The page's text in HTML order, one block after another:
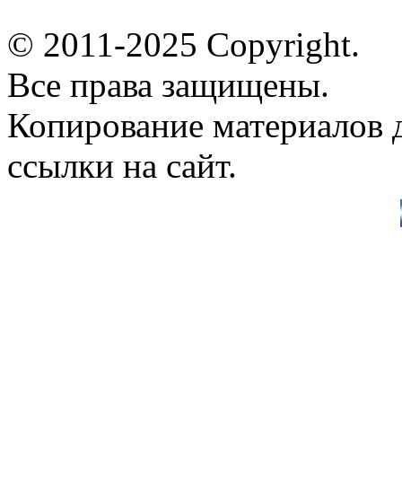
© 2011-2025 Copyright.
Все права защищены.
Копирование материалов
ссылки на сайт.